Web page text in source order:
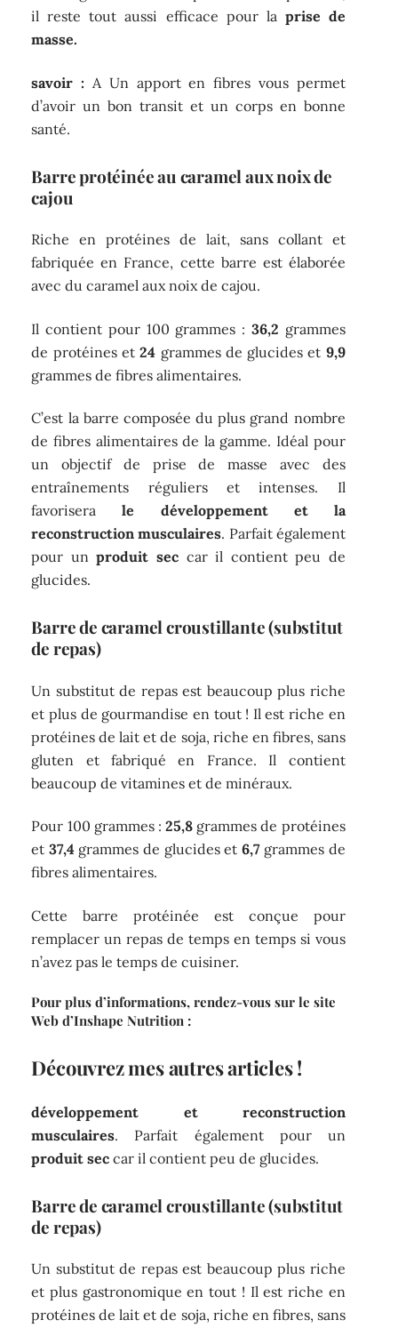
il reste tout aussi efficace pour la prise de
masse.
savoir : A Un apport en fibres vous permet
d’avoir un bon transit et un corps en bonne
santé.
Barre protéinée au caramel aux noix de
cajou
Riche en protéines de lait, sans collant et
fabriquée en France, cette barre est élaborée
avec du caramel aux noix de cajou.
Il contient pour 100 grammes : 36,2 grammes
de protéines et24 grammes de glucides et 9,9
grammes de fibres alimentaires.
C’est la barre composée du plus grand nombre
de fibres alimentaires de la gamme. Idéal pour
un objectif de prise de masse avec des
entraînements réguliers et intenses. Il
favoriserale développement et la
reconstruction musculaires. Parfait également
pour unproduit seccar il contient peu de
glucides.
Barre de caramel croustillante(substitut
de repas)
Un substitut de repas est beaucoup plus riche
et plus de gourmandise en tout ! Il est riche en
protéines de lait et de soja, riche en fibres, sans
gluten et fabriqué en France. Il contient
beaucoup de vitamines et de minéraux.
Pour 100 grammes :25,8 grammes de protéines
et 37,4grammes de glucides et 6,7grammes de
fibres alimentaires.
Cette barre protéinée est conçue pour
remplacer un repas de temps en temps si vous
n’avez pas le temps de cuisiner.
Pour plus d’informations, rendez-vous sur le site
Web d’Inshape Nutrition :
Découvrez mes autres articles !
développement et reconstruction
musculaires. Parfait également pour un
produit sec car il contient peu de glucides.
Barre de caramel croustillante(substitut
de repas)
Un substitut de repas est beaucoup plus riche
et plus gastronomique en tout ! Il est riche en
protéines de lait et de soja, riche en fibres, sans